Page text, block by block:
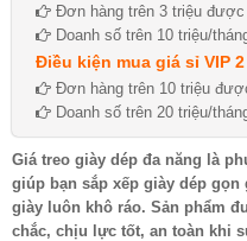
Đơn hàng trên 3 triệu
Doanh số trên 10 triệu/
Điều kiện mua giá sỉ VIP 2
Đơn hàng trên 10 triệu
Doanh số trên 20 triệu/
Giá treo giày dép đa năng là
giúp bạn sắp xếp giày dép
giày luôn khô ráo. Sản phẩm
chắc, chịu lực tốt, an toàn khi